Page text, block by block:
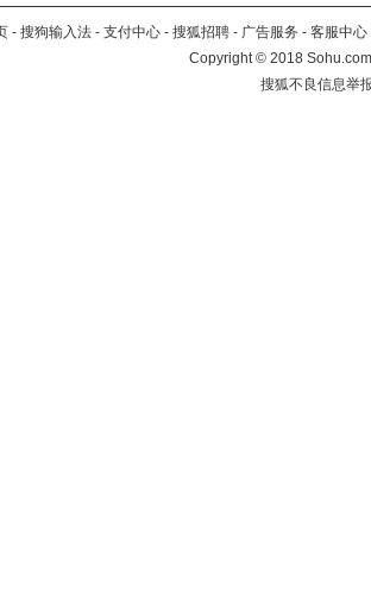
- 搜狗输入法 - 支付中心 - 搜狐招聘 - 广告服务 - 客服中心
Copyright©2018
搜狐不良信息举